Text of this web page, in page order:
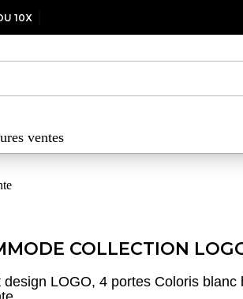
10X
ventes
COLLECTION
design LOGO, 4 portes Coloris blanc